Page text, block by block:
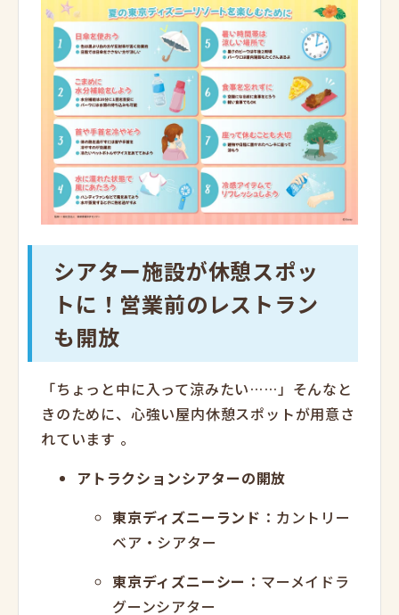
シアター施設が休憩スポッ
トに！営業前のレストラン
も開放
「ちょっと中に入って涼みたい……」そんなと
きのために、心強い屋内休憩スポットが用意さ
れています 。
アトラクションシアターの開放
東京ディズニーランド ：カントリー
ベア・シアター
東京ディズニーシー ：マーメイドラ
グーンシアター